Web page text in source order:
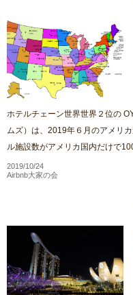
ホテルチェーン世界世界２位の
ムズ）は、2019年６月のアメリ
ル施設数がアメリカ国内だけで
2019/10/24
Airbnb大家の会